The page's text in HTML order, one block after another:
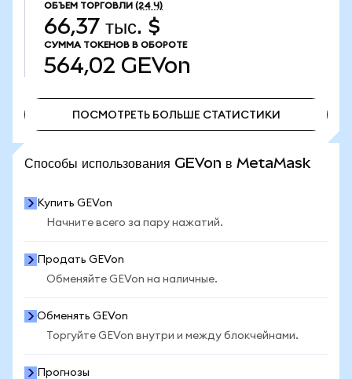
ОБЪЕМ ТОРГОВЛИ (24 Ч)
66,37 тыс. $
СУММА ТОКЕНОВ В ОБОРОТЕ
564,02 GEVon
ПОСМОТРЕТЬ БОЛЬШЕ СТАТИСТИКИ
Способы использования GEVon в MetaMask
Купить GEVon
Начните всего за пару нажатий.
Продать GEVon
Обменяйте GEVon на наличные.
Обменять GEVon
Торгуйте GEVon внутри и между блокчейнами.
Прогнозы